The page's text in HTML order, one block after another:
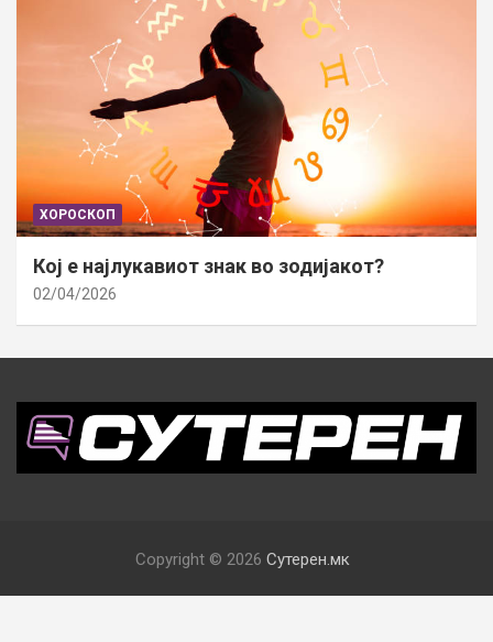
ХОРОСКОП
Кој е најлукавиот знак во зодијакот?
02/04/2026
Copyright © 2026 Сутерен.мк